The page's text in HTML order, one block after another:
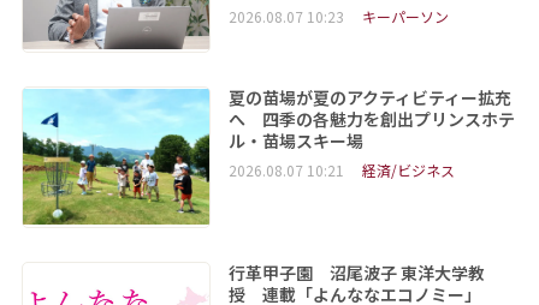
2026.08.07 10:23 キーパーソン
夏の苗場が夏のアクティビティー拡充
へ 四季の各魅力を創出プリンスホテ
ル・苗場スキー場
2026.08.07 10:21 経済/ビジネス
行革甲子園 沼尾波子 東洋大学教
授 連載「よんななエコノミー」